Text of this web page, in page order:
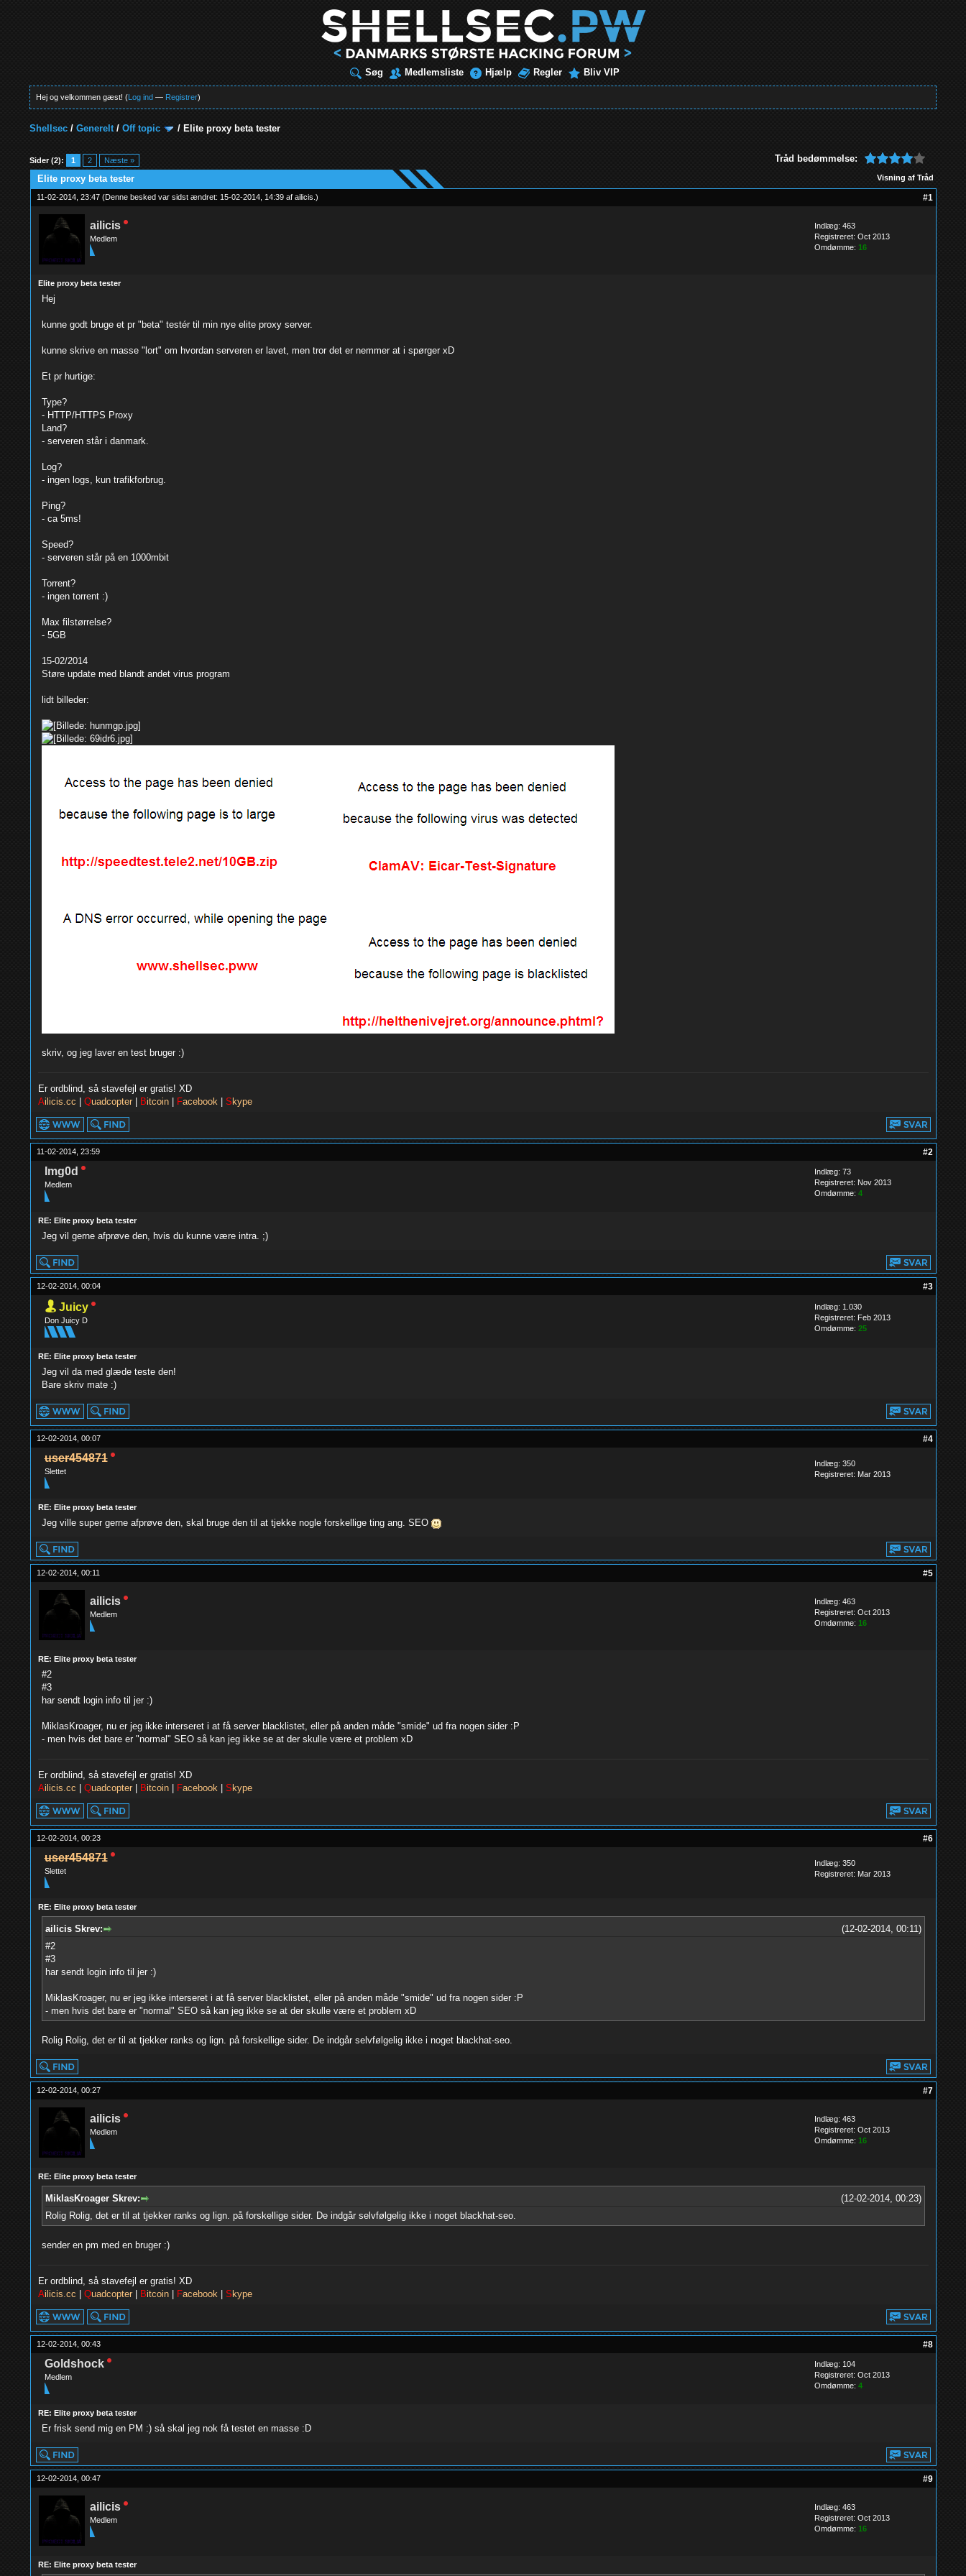
Søg Medlemsliste Hjælp Regler Bliv VIP
Hej og velkommen gæst! (Log ind — Registrer)
Shellsec /Generelt/Off topic / Elite proxy beta tester
Sider (2): 1 2 Næste » Tråd bedømmelse:
Visning af Tråd
Elite proxy beta tester
11-02-2014, 23:47 (Denne besked var sidst ændret: 15-02-2014, 14:39 af ailicis ) #1
ailicis
Medlem
Indlæg: 463
Registreret: Oct 2013
Omdømme: 16
Elite proxy beta tester
Hej
kunne godt bruge et pr "beta" testér til min nye elite proxy server.
kunne skrive en masse "lort" om hvordan serveren er lavet, men tror det er nemmer at i spørger xD
Et pr hurtige:
Type?
- HTTP/HTTPS Proxy
Land?
- serveren står i danmark.
Log?
- ingen logs, kun trafikforbrug.
Ping?
- ca 5ms!
Speed?
- serveren står på en 1000mbit
Torrent?
- ingen torrent :)
Max filstørrelse?
- 5GB
15-02/2014
Støre update med blandt andet virus program
lidt billeder:
skriv, og jeg laver en test bruger :)
Er ordblind, så stavefejl er gratis! XD
Ailicis.cc Quadcopter| Bitcoin| Facebook| S kype
11-02-2014, 23:59 #2
Img0d
Medlem
Indlæg: 73
Registreret: Nov 2013
Omdømme: 4
RE: Elite proxy beta tester
Jeg vil gerne afprøve den, hvis du kunne være intra. ;)
12-02-2014, 00:04 #3
Juicy
Don Juicy D
Indlæg: 1.030
Registreret: Feb 2013
Omdømme: 25
RE: Elite proxy beta tester
Jeg vil da med glæde teste den!
Bare skriv mate :)
12-02-2014, 00:07 #4
user454871
Slettet
Indlæg: 350
Registreret: Mar 2013
RE: Elite proxy beta tester
Jeg ville super gerne afprøve den, skal bruge den til at tjekke nogle forskellige ting ang. SEO
12-02-2014, 00:11 #5
ailicis
Medlem
Indlæg: 463
Registreret: Oct 2013
Omdømme: 16
RE: Elite proxy beta tester
#2
#3
har sendt login info til jer :)
MiklasKroager, nu er jeg ikke interseret i at få server blacklistet, eller på anden måde "smide" ud fra nogen sider :P
- men hvis det bare er "normal" SEO så kan jeg ikke se at der skulle være et problem xD
Er ordblind, så stavefejl er gratis! XD
Ailicis.cc Quadcopter| Bitcoin| Facebook| S kype
12-02-2014, 00:23 #6
user454871
Slettet
Indlæg: 350
Registreret: Mar 2013
RE: Elite proxy beta tester
(12-02-2014, 00:11)
ailicis Skrev:
#2
#3
har sendt login info til jer :)
MiklasKroager, nu er jeg ikke interseret i at få server blacklistet, eller på anden måde "smide" ud fra nogen sider :P
- men hvis det bare er "normal" SEO så kan jeg ikke se at der skulle være et problem xD
Rolig Rolig, det er til at tjekker ranks og lign. på forskellige sider. De indgår selvfølgelig ikke i noget blackhat-seo.
12-02-2014, 00:27 #7
ailicis
Medlem
Indlæg: 463
Registreret: Oct 2013
Omdømme: 16
RE: Elite proxy beta tester
(12-02-2014, 00:23)
MiklasKroager Skrev:
Rolig Rolig, det er til at tjekker ranks og lign. på forskellige sider. De indgår selvfølgelig ikke i noget blackhat-seo.
sender en pm med en bruger :)
Er ordblind, så stavefejl er gratis! XD
Ailicis.cc | Quadcopter| Bitcoin| Facebook | Skype
12-02-2014, 00:43 #8
Goldshock
Medlem
Indlæg: 104
Registreret: Oct 2013
Omdømme: 4
RE: Elite proxy beta tester
Er frisk send mig en PM :) så skal jeg nok få testet en masse :D
12-02-2014, 00:47 #9
ailicis
Medlem
Indlæg: 463
Registreret: Oct 2013
Omdømme: 16
RE: Elite proxy beta tester